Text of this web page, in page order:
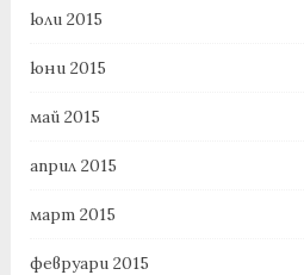
юли 2015
юни 2015
май 2015
април 2015
март 2015
февруари 2015